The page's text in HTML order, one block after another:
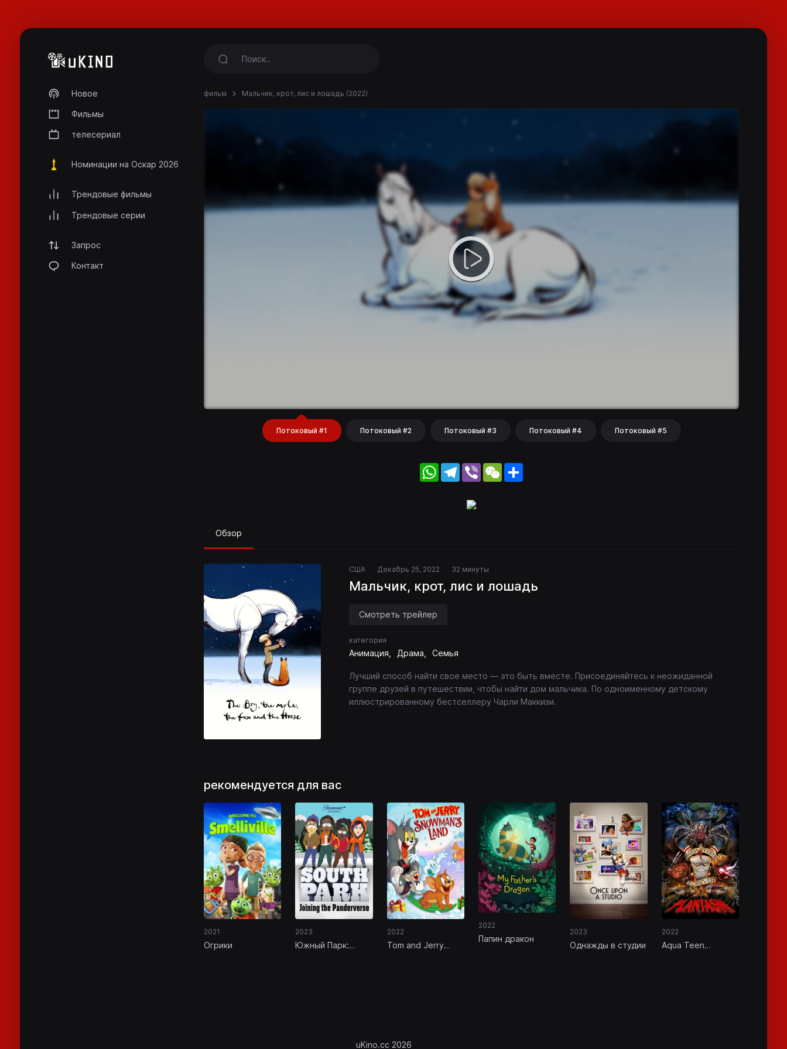
Новое
Фильмы
телесериал
Номинации на Оскар 2026
Трендовые фильмы
Трендовые серии
Запрос
Контакт
фильм Мальчик, крот, лис и лошадь (2022)
Потоковый #1 Потоковый #2 Потоковый #3 Потоковый #4 Потоковый #5
WhatsApp
Telegram
Viber WeChat
Обзор
США Декабрь 25, 2022 32 минуты
Мальчик, крот, лис и лошадь
Смотреть трейлер
категория
Анимация Драма Семья
Лучший способ найти свое место — это быть вместе. Присоединяйтесь к неожиданной
группе друзей в путешествии, чтобы найти дом мальчика. По одноименному детскому
иллюстрированному бестселлеру Чарли Маккизи.
рекомендуется для вас
2021
Огрики
2023
Южный Парк:
2022
Tom and Jerry
2022
Папин дракон
2023
Однажды в студии
2022
Aqua Teen
uKino.cc 2026